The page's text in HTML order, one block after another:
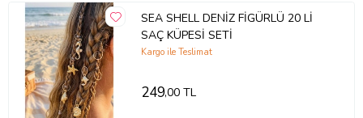
SEA SHELL DENİZ FİGÜRLÜ 20 Lİ
SAÇ KÜPESİ SETİ
Kargo ile Teslimat
249,00 TL